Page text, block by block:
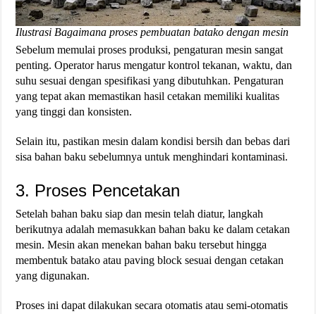
Ilustrasi Bagaimana proses pembuatan batako dengan mesin
Sebelum memulai proses produksi, pengaturan mesin sangat
penting. Operator harus mengatur kontrol tekanan, waktu, dan
suhu sesuai dengan spesifikasi yang dibutuhkan. Pengaturan
yang tepat akan memastikan hasil cetakan memiliki kualitas
yang tinggi dan konsisten.
Selain itu, pastikan mesin dalam kondisi bersih dan bebas dari
sisa bahan baku sebelumnya untuk menghindari kontaminasi​.
3. Proses Pencetakan
Setelah bahan baku siap dan mesin telah diatur, langkah
berikutnya adalah memasukkan bahan baku ke dalam cetakan
mesin. Mesin akan menekan bahan baku tersebut hingga
membentuk batako atau paving block sesuai dengan cetakan
yang digunakan.
Proses ini dapat dilakukan secara otomatis atau semi-otomatis